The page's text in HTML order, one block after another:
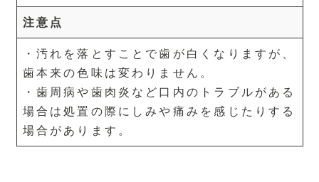
注意点
・汚れを落とすことで歯が白くなりますが、
歯本来の色味は変わりません。
・歯周病や歯肉炎など口内のトラブルがある
場合は処置の際にしみや痛みを感じたりする
場合があります。